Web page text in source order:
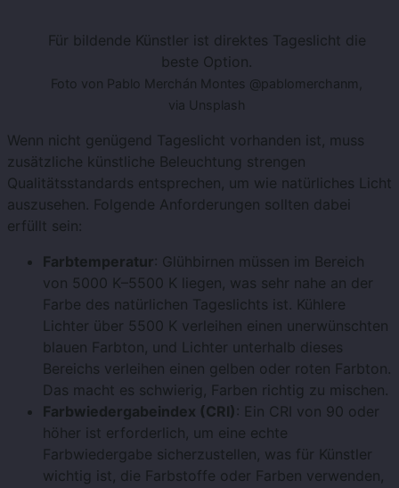
Für bildende Künstler ist direktes Tageslicht die
beste Option.
Foto von Pablo Merchán Montes @pablomerchanm,
via Unsplash
Wenn nicht genügend Tageslicht vorhanden ist, muss
zusätzliche künstliche Beleuchtung strengen
Qualitätsstandards entsprechen, um wie natürliches Licht
auszusehen. Folgende Anforderungen sollten dabei
erfüllt sein:
Farbtemperatur: Glühbirnen müssen im Bereich
von 5000 K–5500 K liegen, was sehr nahe an der
Farbe des natürlichen Tageslichts ist. Kühlere
Lichter über 5500 K verleihen einen unerwünschten
blauen Farbton, und Lichter unterhalb dieses
Bereichs verleihen einen gelben oder roten Farbton.
Das macht es schwierig, Farben richtig zu mischen.
Farbwiedergabeindex (CRI) : Ein CRI von 90 oder
höher ist erforderlich, um eine echte
Farbwiedergabe sicherzustellen, was für Künstler
wichtig ist, die Farbstoffe oder Farben verwenden,